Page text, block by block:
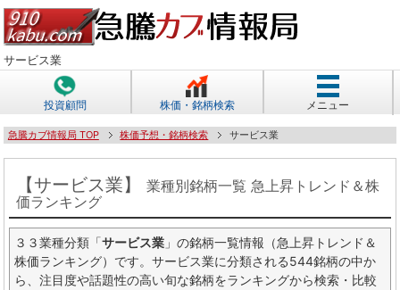
サービス業
投資顧問 株価・銘柄検索 メニュー
急騰カブ情報局 TOP 株価予想・銘柄検索 サービス業
【サービス業】
業種別銘柄一覧 急上昇トレンド＆株
価ランキング
３３業種分類「サービス業 」の銘柄一覧情報（急上昇トレンド＆
株価ランキング）です。サービス業に分類される544銘柄の中か
ら、注目度や話題性の高い旬な銘柄をランキングから検索・比較